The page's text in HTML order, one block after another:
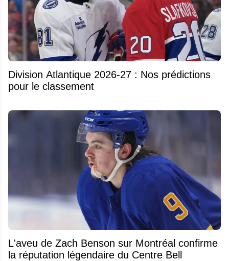
Division Atlantique 2026-27 : Nos prédictions
pour le classement
L'aveu de Zach Benson sur Montréal confirme
la réputation légendaire du Centre Bell